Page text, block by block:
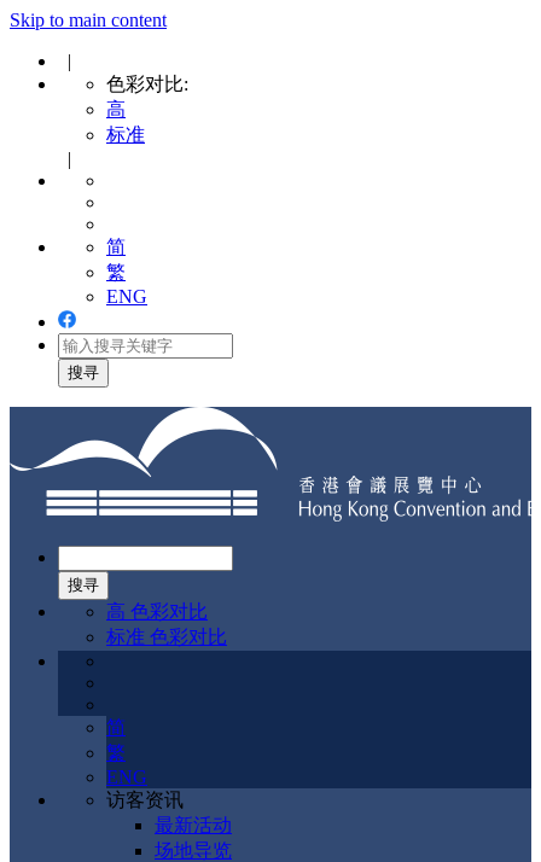
Skip to main content
|
色彩对比:
高
标准
|
简
繁
ENG
navigation
高 色彩对比
标准 色彩对比
简
繁
ENG
访客资讯
最新活动
场地导览